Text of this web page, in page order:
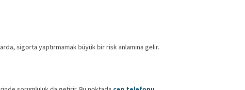
sigorta yaptırmamak büyük bir risk anlamına gelir.